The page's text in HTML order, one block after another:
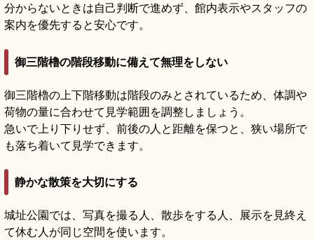
分からないときは自己判断で進めず、館内表示やスタッフの
案内を優先すると安心です。
御三階櫓の階段移動に備えて無理をしない
御三階櫓の上下階移動は階段のみとされているため、体調や
荷物の量に合わせて見学範囲を調整しましょう。
急いで上り下りせず、前後の人と距離を保つと、狭い場所で
も落ち着いて見学できます。
静かな散策を大切にする
城址公園では、写真を撮る人、散歩をする人、展示を見終え
て休む人が同じ空間を使います。